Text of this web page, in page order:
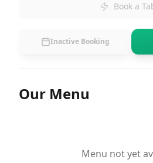
Book a
Inactive Booking
Our Menu
Menu not yet